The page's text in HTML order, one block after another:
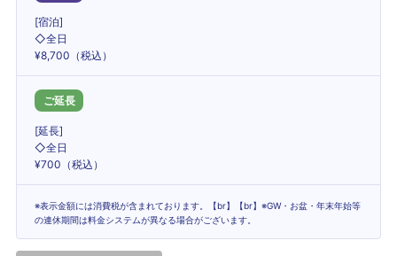
[宿泊]
◇全日
¥8,700（税込）
ご延長
[延長]
◇全日
¥700（税込）
※表示金額には消費税が含まれております。【br】【br】※GW・お盆・年末年始等
の連休期間は料金システムが異なる場合がございます。